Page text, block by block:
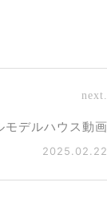
next.
モデルハウス動画
2025.02.22